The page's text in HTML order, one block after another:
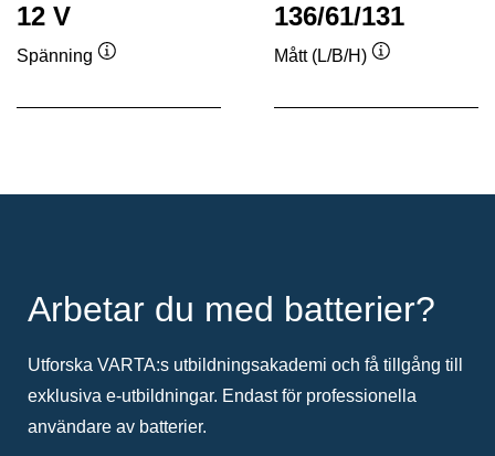
12 V
Spänning
136/61/131
Mått (L/B/H)
Arbetar du med batterier?
Utforska VARTA:s utbildningsakademi och få tillgång till
exklusiva e-utbildningar. Endast för professionella
användare av batterier.